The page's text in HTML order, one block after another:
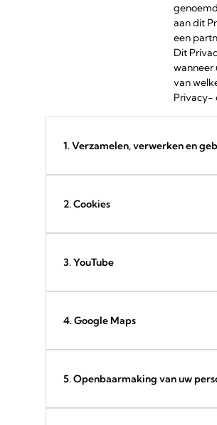
aan dit
een
Dit
wanneer
van
Privacy-
1. Verzamelen, verwerken en
2. Cookies
3. YouTube
4. Google Maps
5. Openbaarmaking van uw